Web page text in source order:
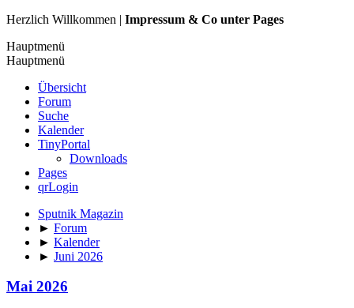
Herzlich Willkommen | Impressum & Co unter Pages
Hauptmenü
Hauptmenü
Übersicht
Forum
Suche
Kalender
TinyPortal
Downloads
Pages
qrLogin
Sputnik Magazin
► Forum
► Kalender
► Juni 2026
Mai 2026